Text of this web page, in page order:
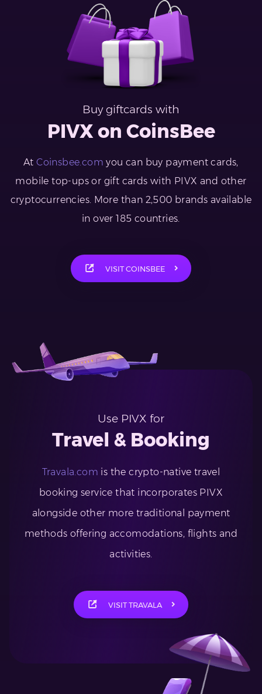
Buy giftcards with
PIVX on CoinsBee
AtCoinsbee.com you can buy payment cards,
mobile top-ups or gift cards with PIVX and other
cryptocurrencies. More than 2,500 brands available
in over 185 countries.
VISIT COINSBEE
Use PIVX for
Travel & Booking
Travala.com is the crypto-native travel
booking service that incorporates PIVX
alongside other more traditional payment
methods offering accomodations, flights and
activities.
VISIT TRAVALA